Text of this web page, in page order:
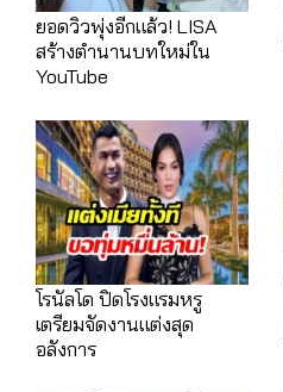
ยอดวิวพุ่งอีกแล้ว! LISA
สร้างตำนานบทใหม่ใน
YouTube
โรนัลโด ปิดโรงแรมหรู
เตรียมจัดงานแต่งสุด
อลังการ